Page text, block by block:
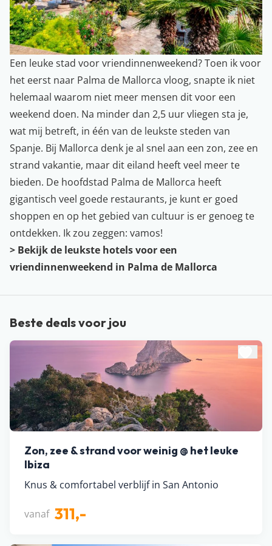
Een leuke stad voor vriendinnenweekend? Toen ik voor
het eerst naar Palma de Mallorca vloog, snapte ik niet
helemaal waarom niet meer mensen dit voor een
weekend doen. Na minder dan 2,5 uur vliegen sta je,
wat mij betreft, in één van de leukste steden van
Spanje. Bij Mallorca denk je al snel aan een zon, zee en
strand vakantie, maar dit eiland heeft veel meer te
bieden. De hoofdstad Palma de Mallorca heeft
gigantisch veel goede restaurants, je kunt er goed
shoppen en op het gebied van cultuur is er genoeg te
ontdekken. Ik zou zeggen: vamos!
> Bekijk de leukste hotels voor een
vriendinnenweekend in Palma de Mallorca
Beste deals voor jou
Zon, zee & strand voor weinig @ het leuke
Ibiza
Knus & comfortabel verblijf in San Antonio
vanaf 311,-